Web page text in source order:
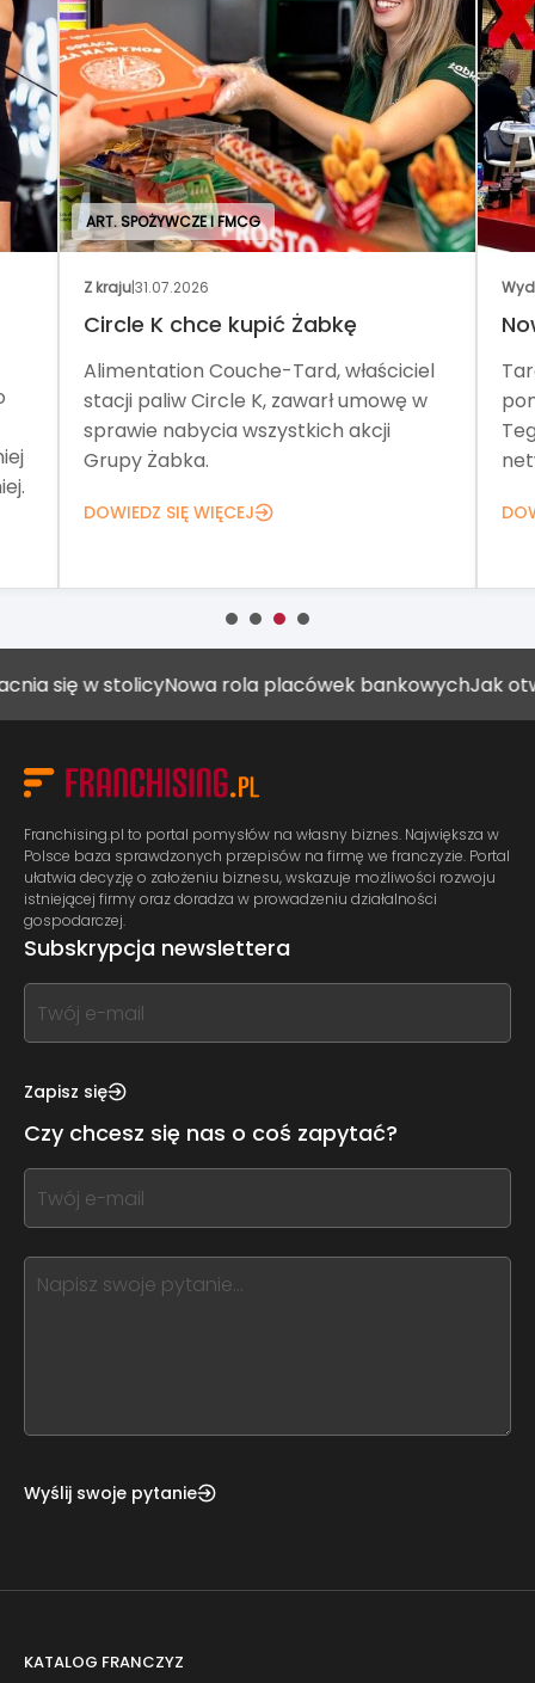
ART. SPOŻYWCZE I FMCG
Z kraju|31.07.2026
Circle K chce kupić Żabkę
Alimentation Couche-Tard, właściciel
stacji paliw Circle K, zawarł umowę w
sprawie nabycia wszystkich akcji
Grupy Żabka.
DOWIEDZ SIĘ WIĘCEJ
w stolicyNowa rola placówek bankowychJak
Franchising.pl to portal pomysłów na własny biznes. Największa w
Polsce baza sprawdzonych przepisów na firmę we franczyzie. Portal
ułatwia decyzję o założeniu biznesu, wskazuje możliwości rozwoju
istniejącej firmy oraz doradza w prowadzeniu działalności
gospodarczej.
Subskrypcja newslettera
If
you
this,
this
form
field
blank
Zapisz się
Czy chcesz się nas o coś zapytać?
If
you
this,
leave
Wyślij swoje pytanie
KATALOG FRANCZYZ